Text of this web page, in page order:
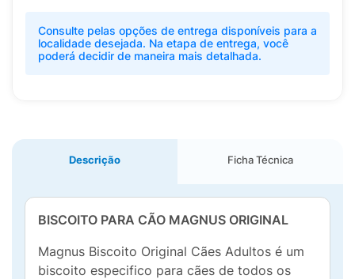
Consulte pelas opções de entrega disponíveis para a
localidade desejada. Na etapa de entrega, você
poderá decidir de maneira mais detalhada.
Descrição Ficha Técnica
BISCOITO PARA CÃO MAGNUS ORIGINAL
Magnus Biscoito Original Cães Adultos é um
biscoito especifico para cães de todos os